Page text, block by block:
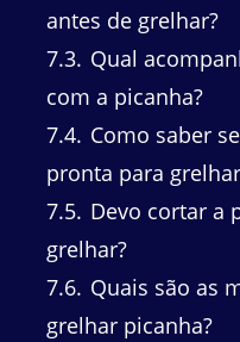
antes de grelhar?
7.3 Qual
com a picanha?
7.4 Como saber
pronta para
7.5 Devo cortar a
grelhar?
7.6 Quais são as
grelhar picanha?